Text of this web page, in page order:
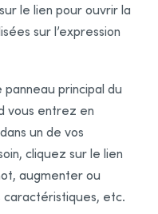
le lien pour ouvrir la
sur l’expression
panneau principal du
vous entrez en
un de vos
cliquez sur le lien
augmenter ou
etc.